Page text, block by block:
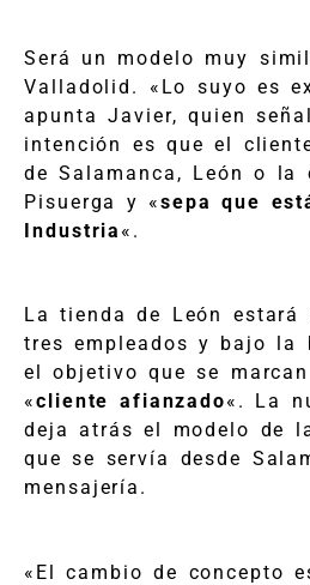
Será un modelo muy
Valladolid. «Lo suyo es
apunta Javier, quien
intención es que el
de Salamanca, León o la
Pisuerga y «sepa que
Industria «.
La tienda de León estará
tres empleados y bajo la
el objetivo que se
«cliente afianzado«. La
deja atrás el modelo de
que se servía desde
mensajería.
«El cambio de concepto